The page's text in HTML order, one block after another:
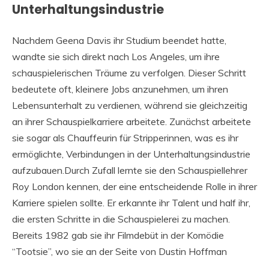
Unterhaltungsindustrie
Nachdem Geena Davis ihr Studium beendet hatte,
wandte sie sich direkt nach Los Angeles, um ihre
schauspielerischen Träume zu verfolgen. Dieser Schritt
bedeutete oft, kleinere Jobs anzunehmen, um ihren
Lebensunterhalt zu verdienen, während sie gleichzeitig
an ihrer Schauspielkarriere arbeitete. Zunächst arbeitete
sie sogar als Chauffeurin für Stripperinnen, was es ihr
ermöglichte, Verbindungen in der Unterhaltungsindustrie
aufzubauen.Durch Zufall lernte sie den Schauspiellehrer
Roy London kennen, der eine entscheidende Rolle in ihrer
Karriere spielen sollte. Er erkannte ihr Talent und half ihr,
die ersten Schritte in die Schauspielerei zu machen.
Bereits 1982 gab sie ihr Filmdebüt in der Komödie
“Tootsie”, wo sie an der Seite von Dustin Hoffman